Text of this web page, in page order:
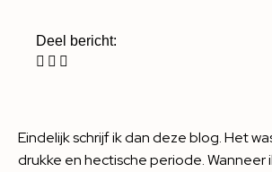
Deel bericht:
Eindelijk schrijf ik dan deze blog. Het
drukke en hectische periode. Wanneer